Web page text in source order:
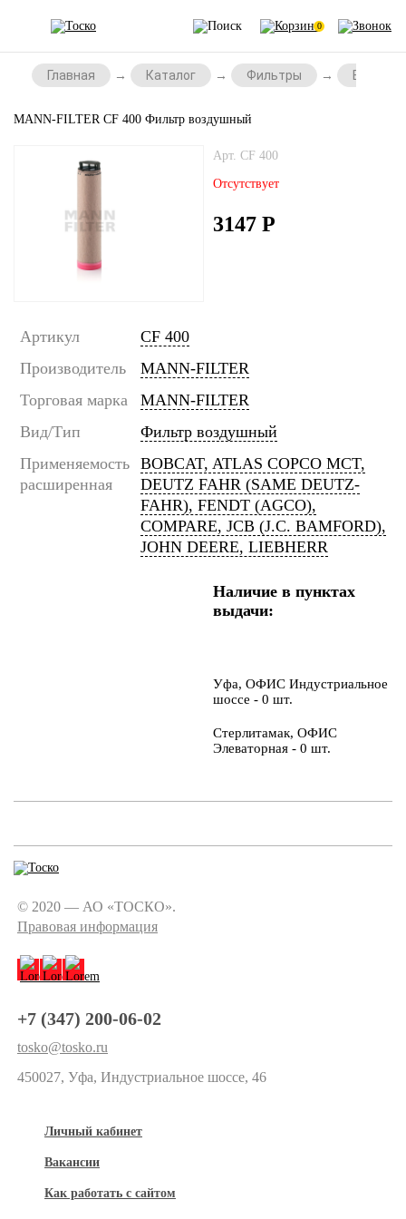
0
Главная Каталог Фильтры
MANN-FILTER CF 400 Фильтр воздушный
Арт. CF 400
Отсутствует
3147 Р
Артикул
CF 400
Производитель
MANN-FILTER
Торговая марка
MANN-FILTER
Вид/Тип
Фильтр воздушный
Применяемость
расширенная
BOBCAT, ATLAS COPCO MCT,
DEUTZ FAHR (SAME DEUTZ-
FAHR), FENDT (AGCO),
COMPARE, JCB (J.C. BAMFORD),
JOHN DEERE, LIEBHERR
Наличие в пунктах
выдачи:
Уфа, ОФИС Индустриальное
шоссе - 0 шт.
Стерлитамак, ОФИС
Элеваторная - 0 шт.
© 2020 — АО «ТОСКО».
Правовая информация
+7 (347) 200-06-02
tosko@tosko.ru
450027, Уфа, Индустриальное шоссе, 46
Личный кабинет
Вакансии
Как работать с сайтом